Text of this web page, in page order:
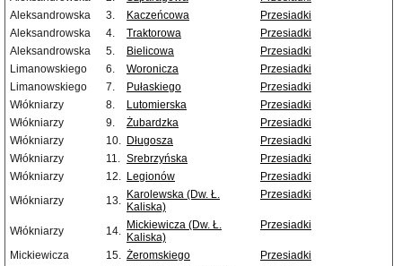
Aleksandrowska
3. Kaczeńcowa
Przesiadki
Aleksandrowska
4. Traktorowa
Przesiadki
Aleksandrowska
5. Bielicowa
Przesiadki
Limanowskiego
6. Woronicza
Przesiadki
Limanowskiego
7. Pułaskiego
Przesiadki
Włókniarzy
8. Lutomierska
Przesiadki
Włókniarzy
9. Żubardzka
Przesiadki
Włókniarzy
10. Długosza
Przesiadki
Włókniarzy
11. Srebrzyńska
Przesiadki
Włókniarzy
12. Legionów
Przesiadki
Włókniarzy
13. Karolewska (Dw. Ł.
Kaliska)
Przesiadki
Włókniarzy 14. Mickiewicza (Dw. Ł.
Kaliska)
Przesiadki
Mickiewicza 15. Żeromskiego
Przesiadki